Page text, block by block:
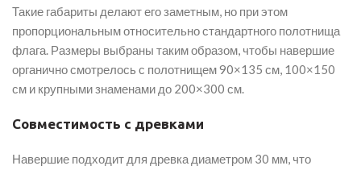
Такие габариты делают его заметным, но при этом
пропорциональным относительно стандартного полотнища
флага. Размеры выбраны таким образом, чтобы навершие
органично смотрелось с полотнищем 90×135 см, 100×150
см и крупными знаменами до 200×300 см.
Совместимость с древками
Навершие подходит для древка диаметром 30 мм, что